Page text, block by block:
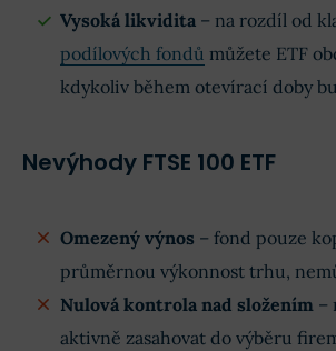
Vysoká likvidita – na rozdíl od
podílových fondů můžete ETF
kdykoliv během otevírací doby
Nevýhody FTSE 100 ETF
Omezený výnos – fond pouze
průměrnou výkonnost trhu,
Nulová kontrola nad složením –
aktivně zasahovat do výběru